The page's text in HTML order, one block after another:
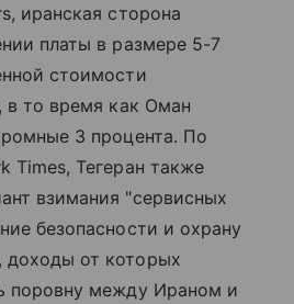
иранская сторона
платы в размере 5-7
стоимости
в то время как Оман
3 процента. По
Times, Тегеран также
взимания "сервисных
безопасности и охрану
от которых
поровну между Ираном и